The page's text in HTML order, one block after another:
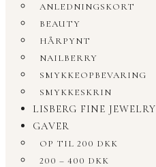
ANLEDNINGSKORT
BEAUTY
HÅRPYNT
NAILBERRY
SMYKKEOPBEVARING
SMYKKESKRIN
LISBERG FINE JEWELRY
GAVER
OP TIL 200 DKK
200 – 400 DKK